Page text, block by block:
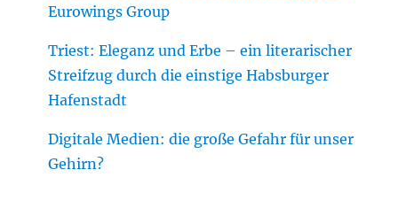
Eurowings Group
Triest: Eleganz und Erbe – ein literarischer
Streifzug durch die einstige Habsburger
Hafenstadt
Digitale Medien: die große Gefahr für unser
Gehirn?